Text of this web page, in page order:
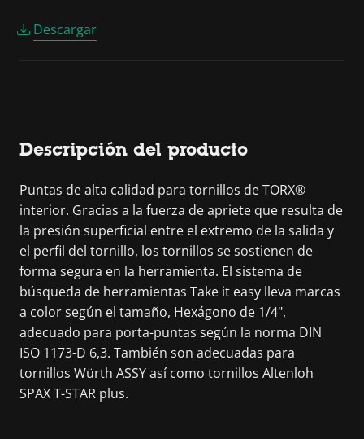
Descargar
Descripción del producto
Puntas de alta calidad para tornillos de TORX®
interior. Gracias a la fuerza de apriete que resulta de
la presión superficial entre el extremo de la salida y
el perfil del tornillo, los tornillos se sostienen de
forma segura en la herramienta. El sistema de
búsqueda de herramientas Take it easy lleva marcas
a color según el tamaño, Hexágono de 1/4",
adecuado para porta-puntas según la norma DIN
ISO 1173-D 6,3. También son adecuadas para
tornillos Würth ASSY así como tornillos Altenloh
SPAX T-STAR plus.